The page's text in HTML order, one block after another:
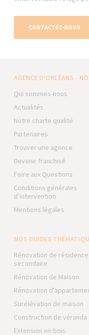
CONTACTEZ-NOUS
AGENCE D'ORLÉANS -
Qui sommes-nous
Actualités
Notre charte qualité
Partenaires
Trouver une agence
Devenir franchisé
Foire aux Questions
Conditions générales
d’intervention
Mentions légales
NOS GUIDES
Rénovation de résidence
secondaire
Rénovation de Maison
Rénovation
Surélévation de maison
Construction de véranda
Extension en bois